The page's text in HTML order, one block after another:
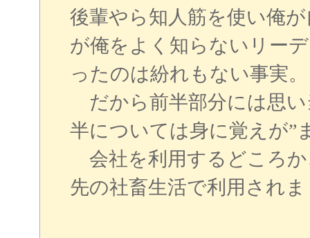
後輩やら知人筋を使い俺
が俺をよく知らないリー
ったのは紛れもない事実。
だから前半部分には思
半については身に覚えが”
会社を利用するどころ
先の社畜生活で利用され